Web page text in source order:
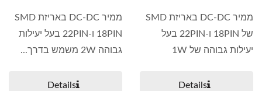
ממיר DC-DC באריזת SMD
של 18PIN ו-22PIN בעל
יעילות גבוהה של 1W
Details
ממיר DC-DC באריזת SMD
18PIN ו-22PIN בעל יעילות
גבוהה 2W משמש בדרך...
Details